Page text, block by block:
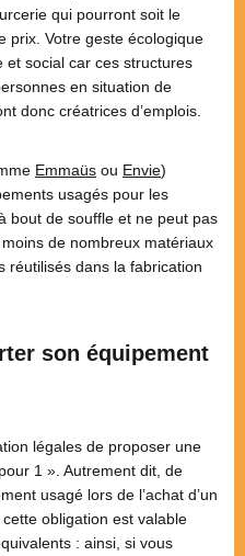
qui pourront soit le
prix. Votre geste écologique
et social car ces structures
en situation de
donc créatrices d’emplois.
Emmaüs ou Envie)
usagés pour les
bout de souffle et ne peut pas
de nombreux matériaux
réutilisés dans la fabrication
son équipement
légales de proposer une
1 ». Autrement dit, de
usagé lors de l’achat d’un
obligation est valable
: ainsi, si vous